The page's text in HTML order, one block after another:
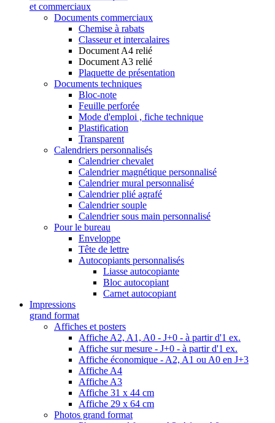
et commerciaux
Documents commerciaux
Chemise à rabats
Classeur et intercalaires
Document A4 relié
Document A3 relié
Plaquette de présentation
Documents techniques
Bloc-note
Feuille perforée
Mode d'emploi , fiche technique
Plastification
Transparent
Calendriers personnalisés
Calendrier chevalet
Calendrier magnétique personnalisé
Calendrier mural personnalisé
Calendrier plié agrafé
Calendrier souple
Calendrier sous main personnalisé
Pour le bureau
Enveloppe
Tête de lettre
Autocopiants personnalisés
Liasse autocopiante
Bloc autocopiant
Carnet autocopiant
Impressions
grand format
Affiches et posters
Affiche A2, A1, A0 - J+0 - à partir d'1 ex.
Affiche sur mesure - J+0 - à partir d'1 ex.
Affiche économique - A2, A1 ou A0 en J+3
Affiche A4
Affiche A3
Affiche 31 x 44 cm
Affiche 29 x 64 cm
Photos grand format